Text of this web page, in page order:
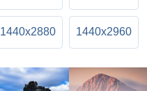
1440x2880 1440x2960